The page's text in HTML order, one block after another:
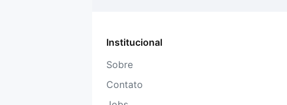
Institucional
Sobre
Contato